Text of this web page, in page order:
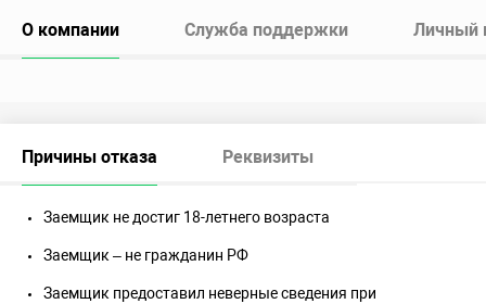
О компании Служба поддержки Личный
Причины отказа Реквизиты
Заемщик не достиг 18-летнего возраста
Заемщик – не гражданин РФ
Заемщик предоставил неверные сведения при